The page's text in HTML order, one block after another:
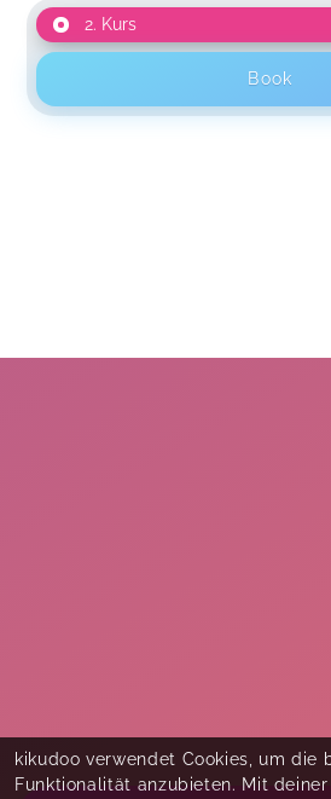
2. Kurs
Book
kikudoo verwendet Cookies, um die
Funktionalität anzubieten. Mit